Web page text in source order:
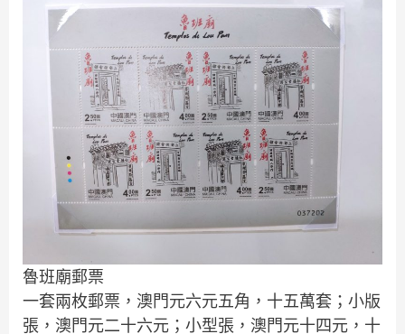
魯班廟郵票
一套兩枚郵票，澳門元六元五角，十五萬套；小版
張，澳門元二十六元；小型張，澳門元十四元，十